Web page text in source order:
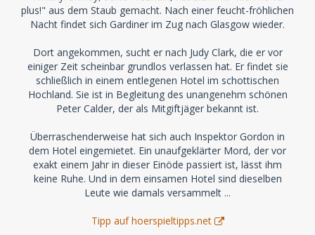
plus!" aus dem Staub gemacht. Nach einer feucht-fröhlichen
Nacht findet sich Gardiner im Zug nach Glasgow wieder.
Dort angekommen, sucht er nach Judy Clark, die er vor
einiger Zeit scheinbar grundlos verlassen hat. Er findet sie
schließlich in einem entlegenen Hotel im schottischen
Hochland. Sie ist in Begleitung des unangenehm schönen
Peter Calder, der als Mitgiftjäger bekannt ist.
Überraschenderweise hat sich auch Inspektor Gordon in
dem Hotel eingemietet. Ein unaufgeklärter Mord, der vor
exakt einem Jahr in dieser Einöde passiert ist, lässt ihm
keine Ruhe. Und in dem einsamen Hotel sind dieselben
Leute wie damals versammelt ...
Tipp auf hoerspieltipps.net